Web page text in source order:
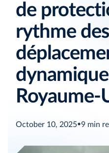
de
rythme des
Royaume-
October 10, 2025•9 min